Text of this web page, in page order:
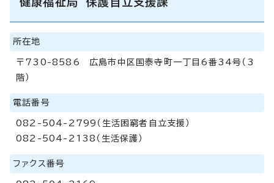
所在地
〒730-8586 広島市中区国泰寺町一丁目6番34号（3
階）
電話番号
082-504-2799（生活困窮者自立支援）
082-504-2138（生活保護）
ファクス番号